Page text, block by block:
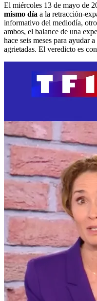
El miércoles 13 de mayo de
mismo día a la retracción-
informativo del mediodía,
ambos, el balance de una
hace seis meses para ayudar
agrietadas. El veredicto es